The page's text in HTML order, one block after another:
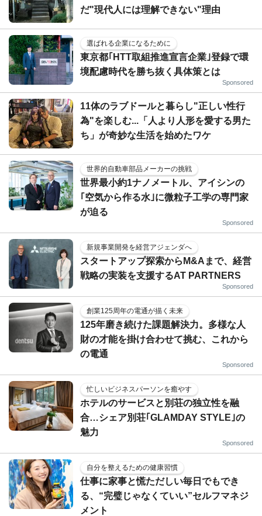
だ"現代人には理解できない"理由
選ばれる企業になるために
東京都｢HTT取組推進宣言企業｣登録で環
境配慮時代を勝ち抜く具体策とは
Sponsored
11体のラブドールと暮らし"正しい性行
為"を楽しむ...「人より人形を愛する男た
ち」が奇妙な生活を始めたワケ
世界的自動車部品メーカーの挑戦
世界最小約1ナノメートル、アイシンの
｢空気から作る水｣に微粒子工学の専門家
が迫る
Sponsored
新規事業開発を経営アジェンダへ
スタートアップ探索からM&Aまで、経営
戦略の実装を支援するAT PARTNERS
Sponsored
創業125周年の電通が描く未来
125年磨き続けた課題解決力。多様な人
財の才能を掛け合わせて挑む、これから
の電通
Sponsored
忙しいビジネスパーソンを癒やす
ホテルのサービスと別荘の独立性を融
合…シェア別荘｢GLAMDAY STYLE｣の
魅力
Sponsored
自分を整えるための健康習慣
仕事に家事と慌ただしい毎日でもでき
る、“完璧じゃなくていい”セルフマネジ
メント